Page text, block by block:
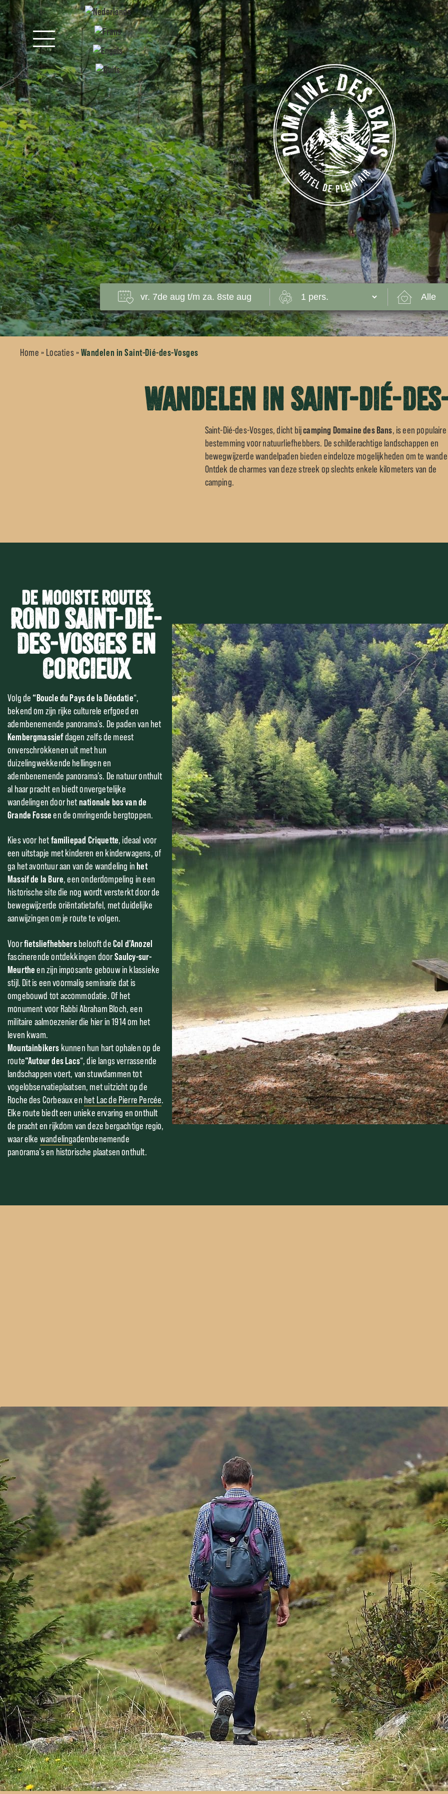
Home » Locaties»Wandelen in Saint-Dié-des-Vosges
Wandelen in Saint-Dié-
Saint-Dié-des-Vosges, dicht bijcamping Domaine des Bans, is een populaire
bestemming voor natuurliefhebbers. De schilderachtige landschappen en
bewegwijzerde wandelpaden bieden eindeloze mogelijkheden om te
Ontdek de charmes van deze streek op slechts enkele kilometers van de
camping.
De mooiste routes
rond Saint-Dié-
des-Vosges en
Corcieux
Volg de “Boucle du Pays de la Déodatie“,
bekend om zijn rijke culturele erfgoed en
adembenemende panorama’s. De paden van het
Kembergmassiefdagen zelfs de meest
onverschrokkenen uit met hun
duizelingwekkende hellingen en
adembenemende panorama’s. De natuur onthult
al haar pracht en biedt onvergetelijke
wandelingen door hetnationale bos van de
Grande Fosseen de omringende bergtoppen.
Kies voor hetfamiliepad Criquette, ideaal voor
een uitstapje met kinderen en kinderwagens, of
ga het avontuur aan van de wandeling inhet
Massif de la Bure, een onderdompeling in een
historische site die nog wordt versterkt door de
bewegwijzerde oriëntatietafel, met duidelijke
aanwijzingen om je route te volgen.
Voorfietsliefhebbersbelooft deCol d’Anozel
fascinerende ontdekkingen doorSaulcy-sur-
Meurtheen zijn imposante gebouw in klassieke
stijl. Dit is een voormalig seminarie dat is
omgebouwd tot accommodatie. Of het
monument voor Rabbi Abraham Bloch, een
militaire aalmoezenier die hier in 1914 om het
leven kwam.
Mountainbikers kunnen hun hart ophalen op de
route“Autour des Lacs“, die langs verrassende
landschappen voert, van stuwdammen tot
vogelobservatieplaatsen, met uitzicht op de
Roche des Corbeaux en het Lac de Pierre Percée.
Elke route biedt een unieke ervaring en onthult
de pracht en rijkdom van deze bergachtige regio,
waar elke wandelingadembenemende
panorama’s en historische plaatsen onthult.